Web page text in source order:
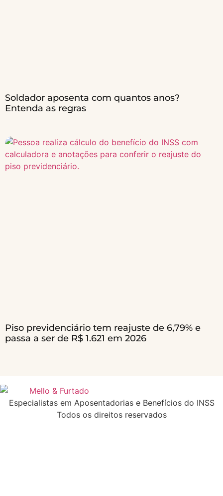
Soldador aposenta com quantos anos?
Entenda as regras
Piso previdenciário tem reajuste de 6,79% e
passa a ser de R$ 1.621 em 2026
Especialistas em Aposentadorias e Benefícios do INSS
Todos os direitos reservados